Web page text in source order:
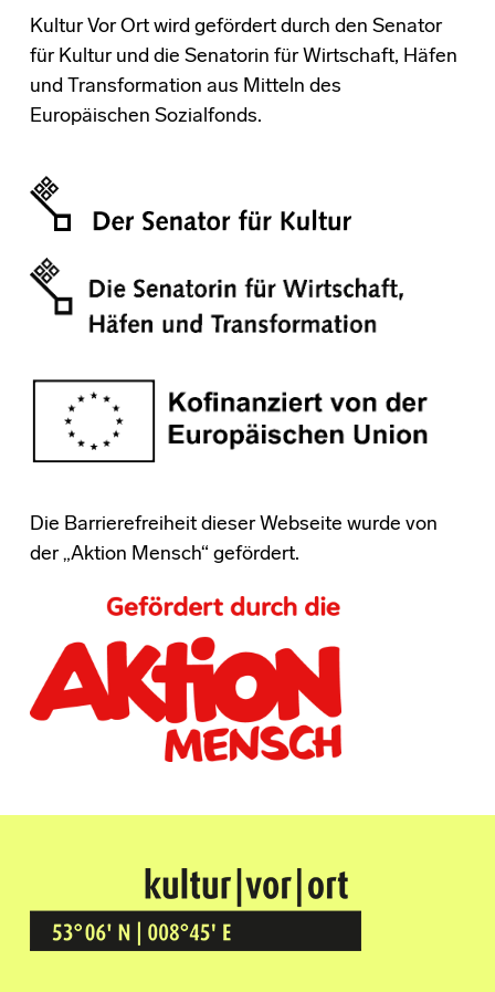
Kultur Vor Ort wird gefördert durch den Senator
für Kultur und die Senatorin für Wirtschaft, Häfen
und Transformation aus Mitteln des
Europäischen Sozialfonds.
Die Barrierefreiheit dieser Webseite wurde von
der „Aktion Mensch“ gefördert.
Kultur Vor Ort
BREMEN GRÖPELINGEN